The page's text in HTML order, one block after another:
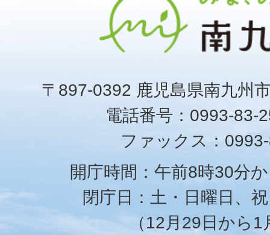
〒897-0392 鹿児島県南九州
電話番号：0993-83-
ファックス：
開庁時間：午前8時30分
閉庁日：土・日曜日、
（12月29日から1